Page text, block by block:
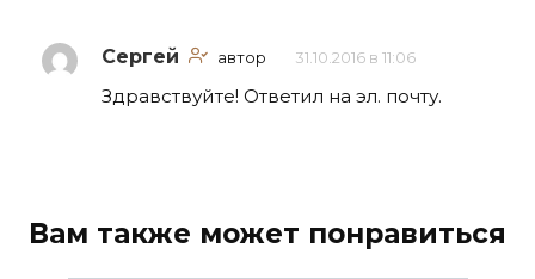
Сергей автор 31.10.2016 в 11:06
Здравствуйте! Ответил на эл. почту.
Вам также может понравиться